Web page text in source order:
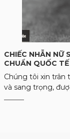
CHIẾC NHẪN NỮ
CHUẨN QUỐC TẾ
Chúng tôi xin trân
và sang trọng,